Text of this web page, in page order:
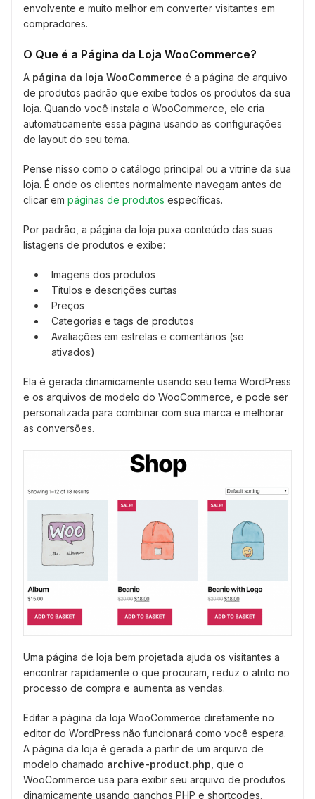
envolvente e muito melhor em converter visitantes em
compradores.
O Que é a Página da Loja WooCommerce?
A página da loja WooCommerce é a página de arquivo
de produtos padrão que exibe todos os produtos da sua
loja. Quando você instala o WooCommerce, ele cria
automaticamente essa página usando as configurações
de layout do seu tema.
Pense nisso como o catálogo principal ou a vitrine da sua
loja. É onde os clientes normalmente navegam antes de
clicar em páginas de produtos específicas.
Por padrão, a página da loja puxa conteúdo das suas
listagens de produtos e exibe:
Imagens dos produtos
Títulos e descrições curtas
Preços
Categorias e tags de produtos
Avaliações em estrelas e comentários (se
ativados)
Ela é gerada dinamicamente usando seu tema WordPress
e os arquivos de modelo do WooCommerce, e pode ser
personalizada para combinar com sua marca e melhorar
as conversões.
Uma página de loja bem projetada ajuda os visitantes a
encontrar rapidamente o que procuram, reduz o atrito no
processo de compra e aumenta as vendas.
Editar a página da loja WooCommerce diretamente no
editor do WordPress não funcionará como você espera.
A página da loja é gerada a partir de um arquivo de
modelo chamado archive-product.php, que o
WooCommerce usa para exibir seu arquivo de produtos
dinamicamente usando ganchos PHP e shortcodes.